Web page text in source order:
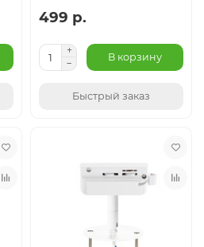
499 р.
В корзину
Быстрый заказ